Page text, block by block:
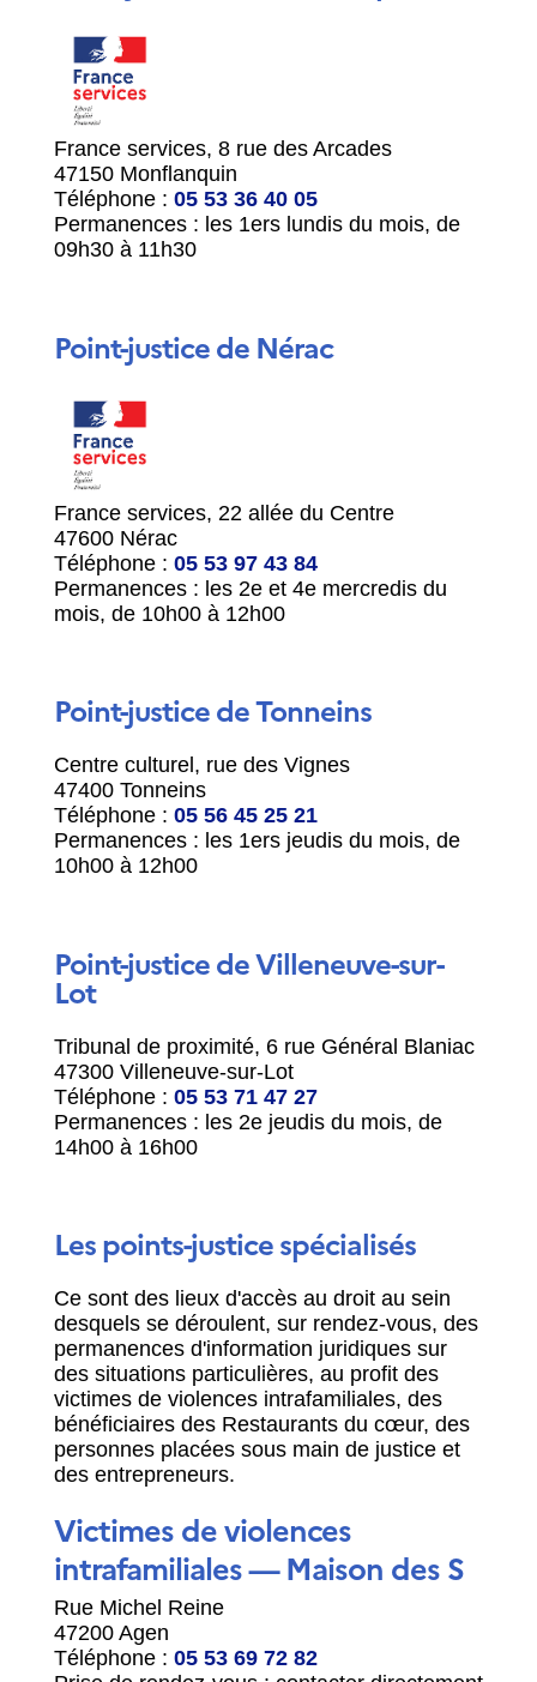
France services, 8 rue des Arcades
47150 Monflanquin
Téléphone : 05 53 36 40 05
Permanences : les 1erslundis du mois, de
09h30 à 11h30
Point-justice de Nérac
France services, 22 allée du Centre
47600 Nérac
Téléphone : 05 53 97 43 84
Permanences : les 2eet 4emercredis du
mois, de 10h00 à 12h00
Point-justice de Tonneins
Centre culturel, rue des Vignes
47400 Tonneins
Téléphone : 05 56 45 25 21
Permanences : les 1ersjeudis du mois, de
10h00 à 12h00
Point-justice de Villeneuve-sur-
Lot
Tribunal de proximité, 6 rue Général Blaniac
47300 Villeneuve-sur-Lot
Téléphone : 05 53 71 47 27
Permanences : les 2ejeudis du mois, de
14h00 à 16h00
Les points-justice spécialisés
Ce sont des lieux d'accès au droit au sein
desquels se déroulent, sur rendez-vous, des
permanences d'information juridiques sur
des situations particulières, au profit des
victimes de violences intrafamiliales, des
bénéficiaires des Restaurants du cœur, des
personnes placées sous main de justice et
des entrepreneurs.
Victimes de violences
intrafamiliales — Maison des S
Rue Michel Reine
47200 Agen
Téléphone : 05 53 69 72 82